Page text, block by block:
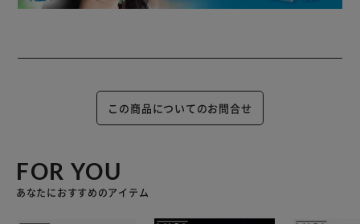
この商品についてのお問合せ
FOR YOU
あなたにおすすめのアイテム